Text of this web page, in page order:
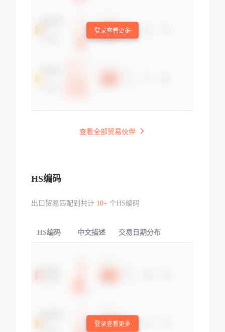
登录查看更多
查看全部贸易伙伴
HS编码
出口贸易匹配到共计 10+个HS编码
HS编码 中文描述 交易日期分布
登录查看更多